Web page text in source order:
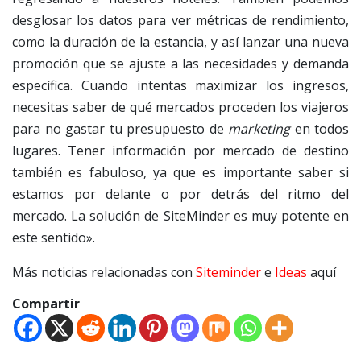
desglosar los datos para ver métricas de rendimiento,
como la duración de la estancia, y así lanzar una nueva
promoción que se ajuste a las necesidades y demanda
específica. Cuando intentas maximizar los ingresos,
necesitas saber de qué mercados proceden los viajeros
para no gastar tu presupuesto de marketingen todos
lugares. Tener información por mercado de destino
también es fabuloso, ya que es importante saber si
estamos por delante o por detrás del ritmo del
mercado. La solución de SiteMinder es muy potente en
este sentido».
Más noticias relacionadas con Sitemindere Ideas aquí
Compartir